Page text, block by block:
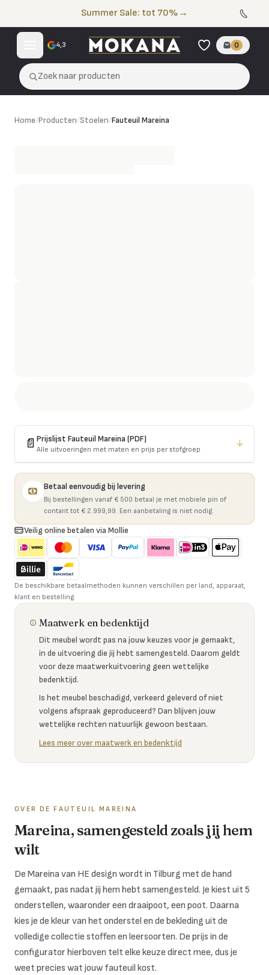
Summer Sale: tot 70% →
4,3 0
Zoek naar producten
Fauteuil MareinavanHE design zelf samenstellen
Home/Producten/Stoelen/Fauteuil Mareina
📄 Prijslijst Fauteuil Mareina(PDF)
Alle uitvoeringen met maten en prijs per stofgroep
↓
Betaal eenvoudig bij levering
Bij bestellingen vanaf € 500 betaal je met mobiele pin of
contant tot € 2.999,99. Een aanbetaling is niet nodig.
Veilig online betalen via Mollie
De beschikbare betaalmethoden kunnen verschillen per land, apparaat,
klant en bestelling.
Maatwerk en bedenktijd
Dit meubel wordt pas na jouw keuzes voor je gemaakt,
in de uitvoering die jij hebt samengesteld. Daarom geldt
voor deze maatwerkuitvoering geen wettelijke
bedenktijd.
Is het meubel beschadigd, verkeerd geleverd of niet
volgens afspraak geproduceerd? Dan blijven jouw
wettelijke rechten natuurlijk gewoon bestaan.
Lees meer over maatwerk en bedenktijd
OVER DE FAUTEUIL MAREINA
Mareina, samengesteld zoals jij hem
wilt
De Mareina van HE design wordt in Tilburg met de hand
gemaakt, pas nadat jij hem hebt samengesteld. Je kiest uit 5
onderstellen, waaronder een draaipoot, een poot. Daarna
kies je de kleur van het onderstel en de bekleding uit de
volledige collectie stoffen en leersoorten. De prijs in de
configurator hierboven telt elke keuze direct mee, dus je
weet precies wat jouw fauteuil kost.